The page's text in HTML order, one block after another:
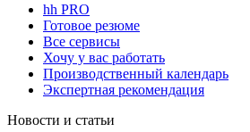
hh PRO
Готовое резюме
Все сервисы
Хочу у вас работать
Производственный календарь
Экспертная рекомендация
Новости и статьи